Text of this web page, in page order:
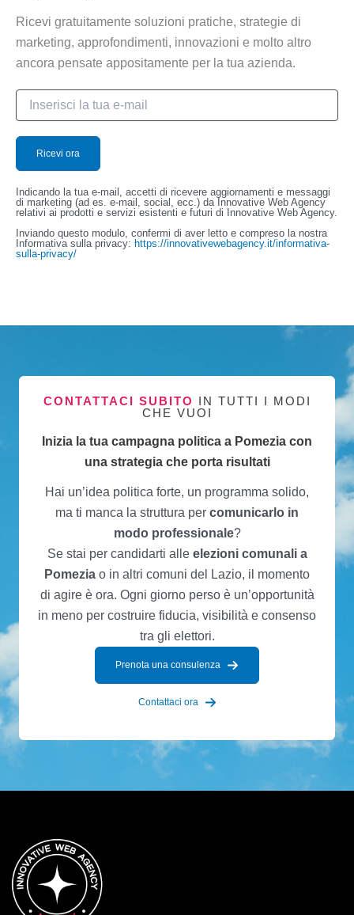
Ricevi gratuitamente soluzioni pratiche, strategie di
marketing, approfondimenti, innovazioni e molto altro
ancora pensate appositamente per la tua azienda.
Indicando la tua e-mail, accetti di ricevere aggiornamenti e messaggi
di marketing (ad es. e-mail, social, ecc.) da Innovative Web Agency
relativi ai prodotti e servizi esistenti e futuri di Innovative Web Agency.
Inviando questo modulo, confermi di aver letto e compreso la nostra
Informativa sulla privacy: https://innovativewebagency.it/informativa-
sulla-privacy/
CONTATTACI SUBITO IN TUTTI I MODI
CHE VUOI
Inizia la tua campagna politica a Pomezia con
una strategia che porta risultati
Hai un’idea politica forte, un programma solido,
ma ti manca la struttura per comunicarlo in
modo professionale?
Se stai per candidarti alle elezioni comunali a
Pomezia o in altri comuni del Lazio, il momento
di agire è ora. Ogni giorno perso è un’opportunità
in meno per costruire fiducia, visibilità e consenso
tra gli elettori.
Prenota una consulenza
Contattaci ora